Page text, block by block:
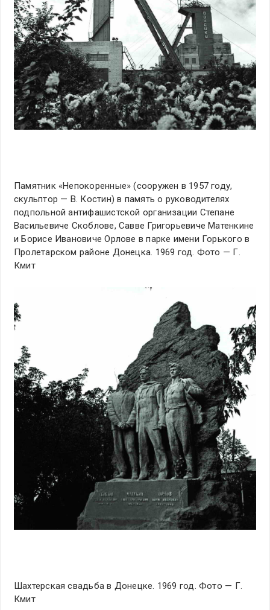
Памятник «Непокоренные» (сооружен в 1957 году,
скульптор — В. Костин) в память о руководителях
подпольной антифашистской организации Степане
Васильевиче Скоблове, Савве Григорьевиче Матенкине
и Борисе Ивановиче Орлове в парке имени Горького в
Пролетарском районе Донецка. 1969 год. Фото — Г.
Кмит
Шахтерская свадьба в Донецке. 1969 год. Фото — Г.
Кмит